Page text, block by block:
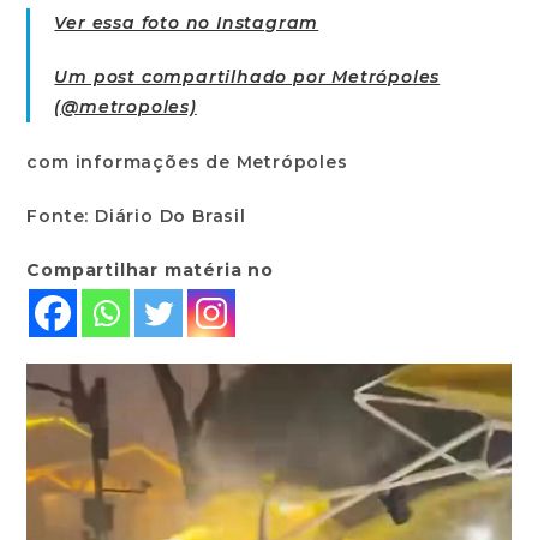
Ver essa foto no Instagram
Um post compartilhado por Metrópoles
(@metropoles)
com informações de Metrópoles
Fonte: Diário Do Brasil
Compartilhar matéria no